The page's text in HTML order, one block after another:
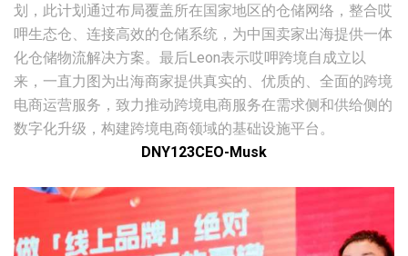
划，此计划通过布局覆盖所在国家地区的仓储网络，整合哎
呷生态仓、连接高效的仓储系统，为中国卖家出海提供一体
化仓储物流解决方案。最后Leon表示哎呷跨境自成立以
来，一直力图为出海商家提供真实的、优质的、全面的跨境
电商运营服务，致力推动跨境电商服务在需求侧和供给侧的
数字化升级，构建跨境电商领域的基础设施平台。
DNY123CEO-Musk